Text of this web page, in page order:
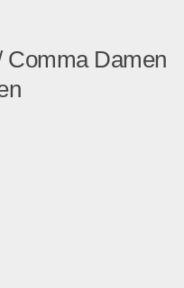
Comma Damen